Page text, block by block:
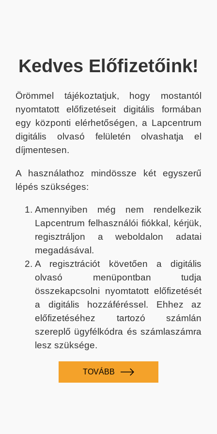
Kedves Előfizetőink!
Örömmel tájékoztatjuk, hogy mostantól
nyomtatott előfizetéseit digitális formában
egy központi elérhetőségen, a Lapcentrum
digitális olvasó felületén olvashatja el
díjmentesen.
A használathoz mindössze két egyszerű
lépés szükséges:
Amennyiben még nem rendelkezik
Lapcentrum felhasználói fiókkal, kérjük,
regisztráljon a weboldalon adatai
megadásával.
A regisztrációt követően a digitális
olvasó menüpontban tudja
összekapcsolni nyomtatott előfizetését
a digitális hozzáféréssel. Ehhez az
előfizetéséhez tartozó számlán
szereplő ügyfélkódra és számlaszámra
lesz szüksége.
TOVÁBB